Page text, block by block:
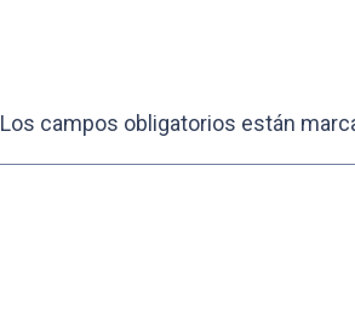
Los campos obligatorios están